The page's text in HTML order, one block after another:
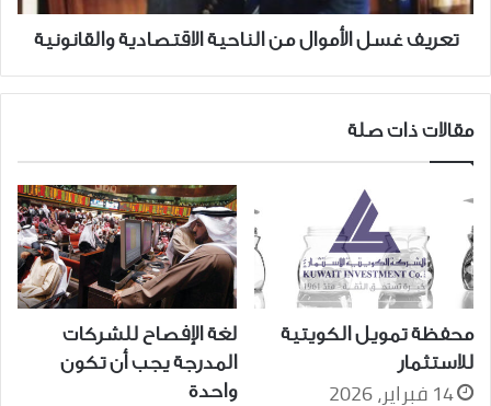
تعريف غسل الأموال من الناحية الاقتصادية والقانونية
مقالات ذات صلة
محفظة تمويل الكويتية
للاستثمار
14 فبراير، 2026
لغة الإفصاح للشركات
المدرجة يجب أن تكون
واحدة